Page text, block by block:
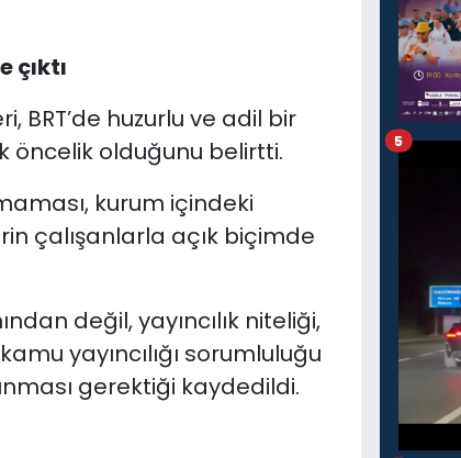
çıktı
BRT’de huzurlu ve adil bir
öncelik olduğunu belirtti.
kurum içindeki
çalışanlarla açık biçimde
değil, yayıncılık niteliği,
yayıncılığı sorumluluğu
gerektiği kaydedildi.
5